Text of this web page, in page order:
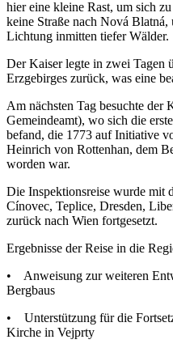
hier eine kleine Rast, um sich
keine Straße nach Nová
Lichtung inmitten tiefer Wälder.
Der Kaiser legte in zwei Tagen
Erzgebirges zurück, was eine
Am nächsten Tag besuchte der
Gemeindeamt), wo sich die
befand, die 1773 auf Initiative
Heinrich von Rottenhan, dem
worden war.
Die Inspektionsreise wurde mit
Cínovec, Teplice, Dresden,
zurück nach Wien fortgesetzt.
Ergebnisse der Reise in die
• Anweisung zur weiteren
Bergbaus
• Unterstützung für die
Kirche in Vejprty